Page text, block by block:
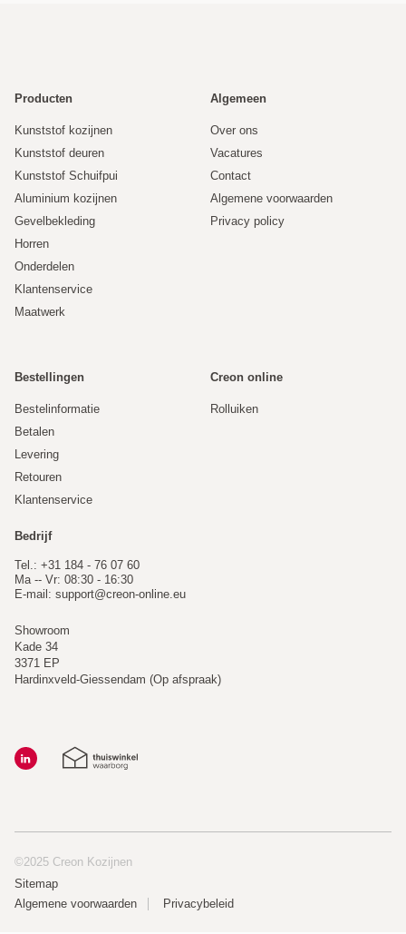
Producten
Kunststof kozijnen
Kunststof deuren
Kunststof Schuifpui
Aluminium kozijnen
Gevelbekleding
Horren
Onderdelen
Klantenservice
Maatwerk
Algemeen
Over ons
Vacatures
Contact
Algemene voorwaarden
Privacy policy
Bestellingen
Bestelinformatie
Betalen
Levering
Retouren
Klantenservice
Creon online
Rolluiken
Bedrijf
Tel.: +31 184 - 76 07 60
Ma -- Vr: 08:30 - 16:30
E-mail: support@creon-online.eu
Showroom
Kade 34
3371 EP
Hardinxveld-Giessendam (Op afspraak)
©2025 Creon Kozijnen
Sitemap
Algemene voorwaarden
Privacybeleid